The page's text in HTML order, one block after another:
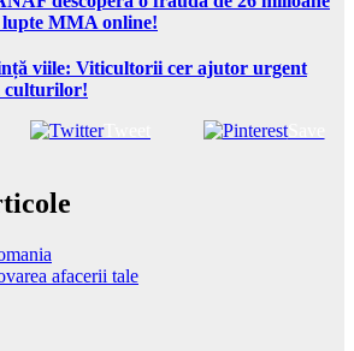
MMA online!
viile: Viticultorii cer ajutor urgent
culturilor!
Tweet Save
afacerii tale